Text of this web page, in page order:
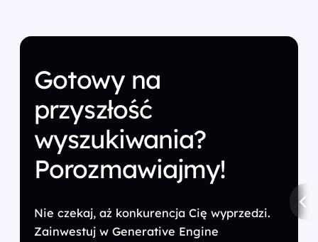
Gotowy na
przyszłość
wyszukiwania?
Porozmawiajmy!
Nie czekaj, aż konkurencja Cię wyprzedzi.
Zainwestuj w Generative Engine